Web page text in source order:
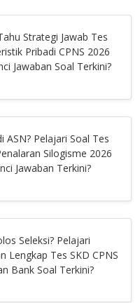
Strategi Jawab Tes
Pribadi CPNS 2026
Jawaban Soal Terkini?
ASN? Pelajari Soal Tes
Silogisme 2026
Jawaban Terkini?
Seleksi? Pelajari
Lengkap Tes SKD CPNS
Bank Soal Terkini?